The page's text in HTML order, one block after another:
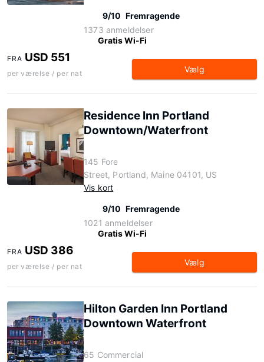
9/10 Fremragende
1373 anmeldelser
Gratis Wi-Fi
FRA USD 551
per værelse / per nat Vælg
Residence Inn Portland
Downtown/Waterfront
145 Fore
Street, Portland, Maine 04101, US
Vis kort
9/10 Fremragende
1021 anmeldelser
Gratis Wi-Fi
FRA USD 386
per værelse / per nat Vælg
Hilton Garden Inn Portland
Downtown Waterfront
65 Commercial